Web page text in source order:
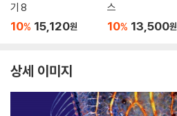
기 8
10% 15,120원
스
10% 13,500원
상세 이미지